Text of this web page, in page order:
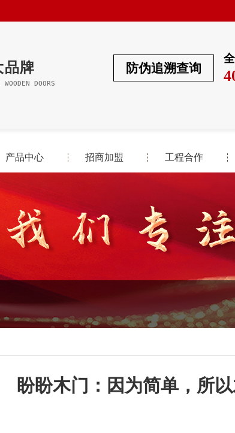
品牌
DOORS
防伪追溯查询
产品中心 招商加盟 工程合作
盼盼木门：因为简单，所